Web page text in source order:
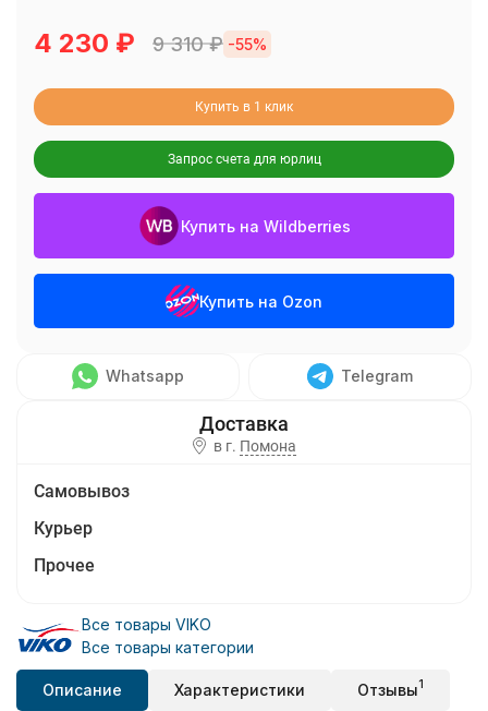
4 230 ₽ 9 310₽ -55%
Купить в 1 клик
Запрос счета для юрлиц
Купить на Wildberries
Купить на Ozon
Whatsapp Telegram
в г. Помона
Самовывоз
Курьер
Прочее
Все товары VIKO
Все товары категории
Описание Характеристики Отзывы1